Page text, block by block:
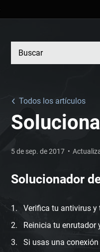
Todos los artículos
5 de sep. de 2017
Solucionador
Verifica tu antivirus y
Reinicia tu enrutador
Si usas una